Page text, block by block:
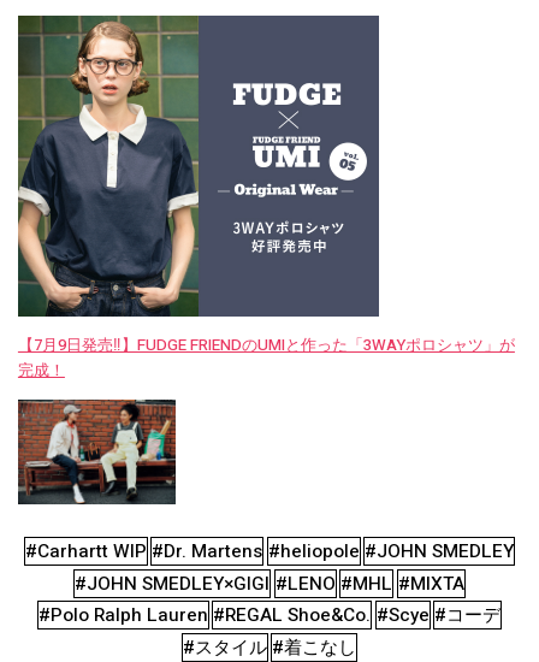
【7月9日発売‼︎】FUDGE FRIENDのUMIと作った「3WAYポロシャツ」が
完成！
#Carhartt WIP #Dr. Martens #heliopole #JOHN SMEDLEY
#JOHN SMEDLEY×GIGI #LENO #MHL #MIXTA
#Polo Ralph Lauren #REGAL Shoe&Co. #Scye #コーデ
#スタイル #着こなし